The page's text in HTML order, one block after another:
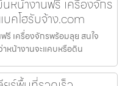
นหน้างานฟรี เครื่องจักร
คโฮรับจ้าง.com
รี เครื่องจักรพร้อมลุย สนใจ
หน้างานจะแคบหรือดิน